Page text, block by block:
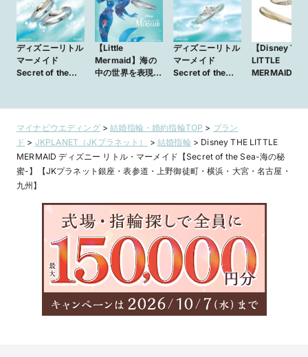
ディズニーリトル
マーメイド
Secret of the
【Little
Mermaid】海の
中の世界を表現し
ディズニーリトル
マーメイド
Secret of the
【Disney THE
LITTLE
MERMAID
マイナビウエディング>結婚指輪・婚約指輪TOP > ブラン
ド > JKPLANET（JKプラネット） >結婚指輪 > Disney THE LITTLE
MERMAID ディズニー リトル・マーメイド【Secret of the Sea-海の秘
蜜-】【JKプラネット銀座・表参道・上野御徒町・横浜・大宮・名古屋・
九州】